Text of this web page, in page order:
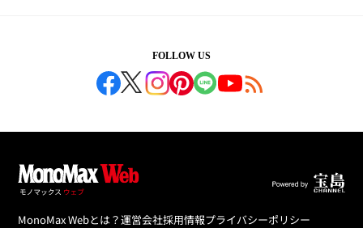
FOLLOW US
MonoMax Webとは？運営会社採用情報プライバシーポリシー